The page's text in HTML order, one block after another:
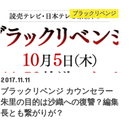
ブラックリベンジ
2017.11.11
ブラックリベンジ カウンセラー
朱里の目的は沙織への復讐？編集
長とも繋がりが？